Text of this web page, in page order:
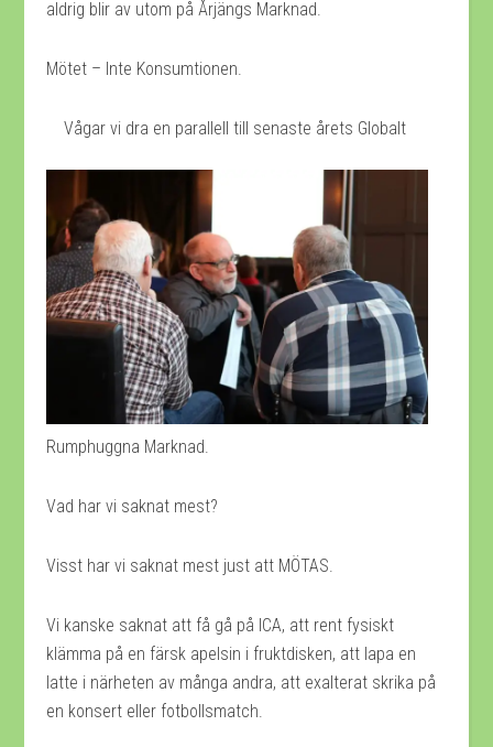
aldrig blir av utom på Årjängs Marknad.
Mötet – Inte Konsumtionen.
Vågar vi dra en parallell till senaste årets Globalt
Rumphuggna Marknad.
Vad har vi saknat mest?
Visst har vi saknat mest just att MÖTAS.
Vi kanske saknat att få gå på ICA, att rent fysiskt
klämma på en färsk apelsin i fruktdisken, att lapa en
latte i närheten av många andra, att exalterat skrika på
en konsert eller fotbollsmatch.